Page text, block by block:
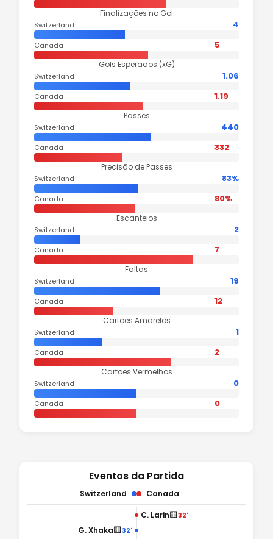
Finalizações no Gol
Switzerland 4
Canada 5
Gols Esperados (xG)
Switzerland 1.06
Canada 1.19
Passes
Switzerland 440
Canada 332
Precisão de Passes
Switzerland 83%
Canada 80%
Escanteios
Switzerland 2
Canada 7
Faltas
Switzerland 19
Canada 12
Cartões Amarelos
Switzerland 1
Canada 2
Cartões Vermelhos
Switzerland 0
Canada 0
Eventos da Partida
Switzerland Canada
C. Larin🟨32'
32'
🟨
G. Xhaka